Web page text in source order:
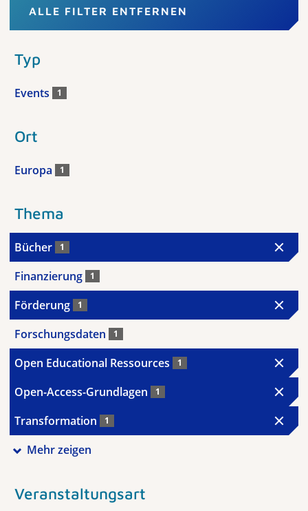
ALLE FILTER ENTFERNEN
Typ
Events 1
Ort
Europa 1
Thema
Bücher 1
Finanzierung 1
Förderung 1
Forschungsdaten 1
Open Educational Ressources 1
Open-Access-Grundlagen 1
Transformation 1
Mehr zeigen
Veranstaltungsart